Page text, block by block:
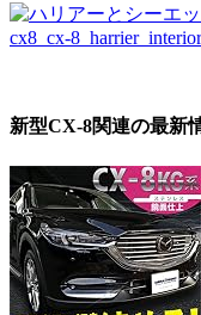
新型CX-8関連の最新